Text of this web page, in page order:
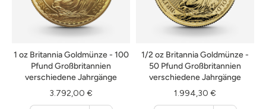
1 oz Britannia Goldmünze - 100
Pfund Großbritannien
verschiedene Jahrgänge
3.792,00 €
1/2 oz Britannia Goldmünze -
50 Pfund Großbritannien
verschiedene Jahrgänge
1.994,30 €